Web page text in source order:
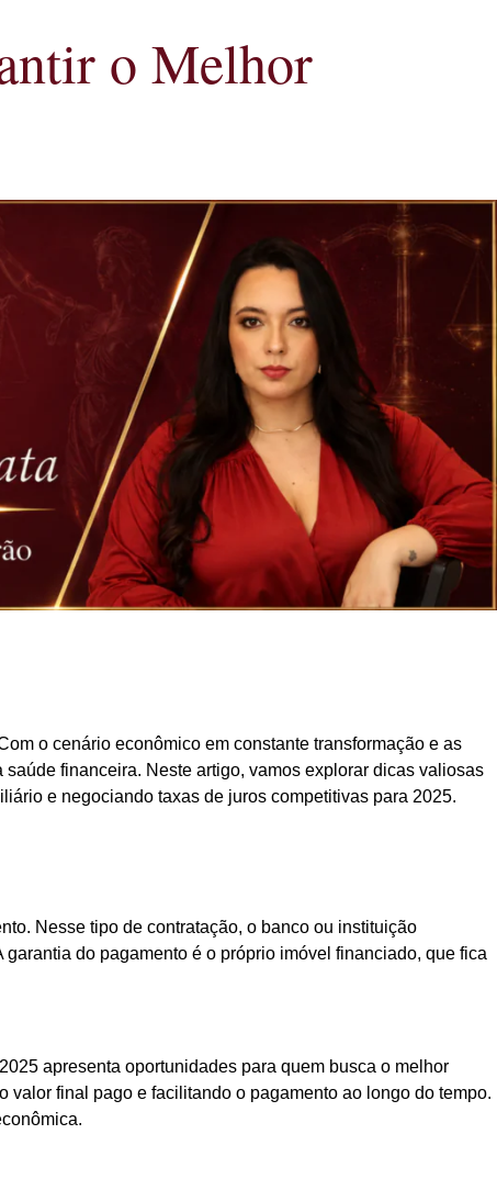
o Melhor
o cenário econômico em constante transformação e as
financeira. Neste artigo, vamos explorar dicas valiosas
e negociando taxas de juros competitivas para 2025.
Nesse tipo de contratação, o banco ou instituição
do pagamento é o próprio imóvel financiado, que fica
apresenta oportunidades para quem busca o melhor
final pago e facilitando o pagamento ao longo do tempo.